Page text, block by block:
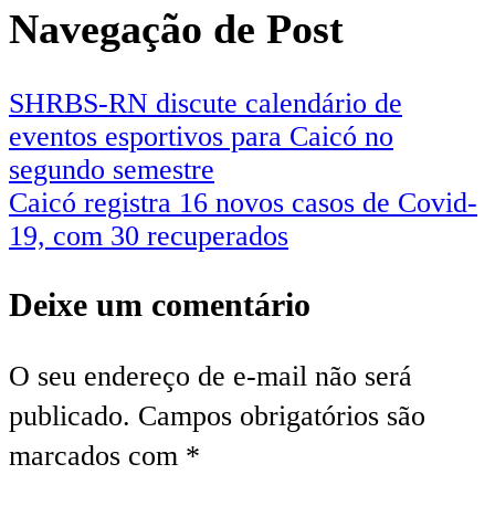
Navegação de Post
SHRBS-RN discute calendário de
eventos esportivos para Caicó no
segundo semestre
Caicó registra 16 novos casos de Covid-
19, com 30 recuperados
Deixe um comentário
O seu endereço de e-mail não será
publicado. Campos obrigatórios são
marcados com *